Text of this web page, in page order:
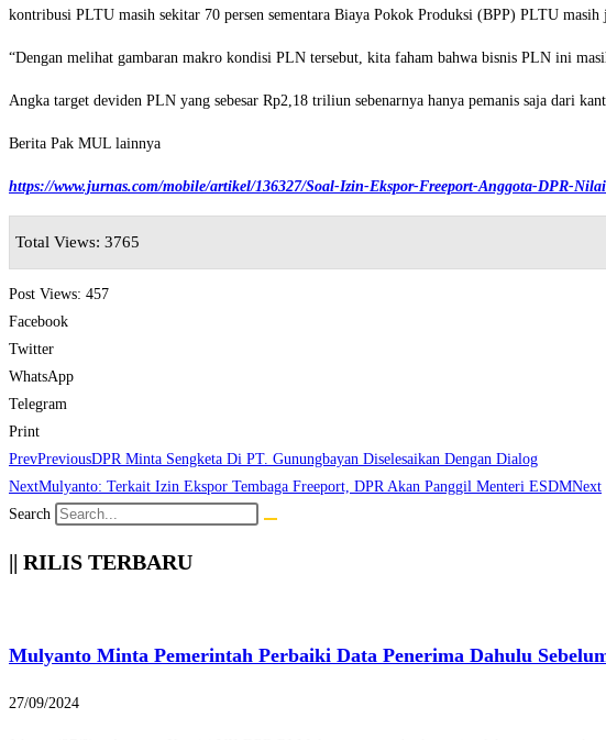
kontribusi PLTU masih sekitar 70 persen sementara Biaya Pokok Produksi (BPP) PLTU
“Dengan melihat gambaran makro kondisi PLN tersebut, kita faham bahwa bisnis PLN ini
Angka target deviden PLN yang sebesar Rp2,18 triliun sebenarnya hanya pemanis saja dari
Berita Pak MUL lainnya
https://www.jurnas.com/mobile/artikel/136327/Soal-Izin-Ekspor-Freeport-Anggota-DPR-
Total Views: 3765
Post Views: 457
Facebook
Twitter
WhatsApp
Telegram
Print
PrevPreviousDPR Minta Sengketa Di PT. Gunungbayan Diselesaikan Dengan Dialog
NextMulyanto: Terkait Izin Ekspor Tembaga Freeport, DPR Akan Panggil Menteri ESDMNext
Search
|| RILIS TERBARU
Mulyanto Minta Pemerintah Perbaiki Data Penerima Dahulu
27/09/2024